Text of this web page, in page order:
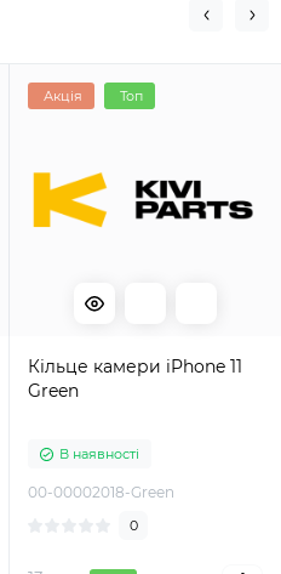
Акція Топ
Кільце камери iPhone 11
Green
В наявності
00-00002018-Green
0